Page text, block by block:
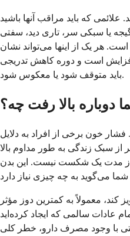
که باید مراقب آنها باشید
یا سبکی سر، تاری دید، سفتی
هر یک از اینها می‌تواند نشان
است و دوره کاهش تدریجی
باید متوقف شود یا معکوس شود.
دوباره بالا رفت چه؟
فشار خون برخی از افراد به دلایل
از سبک زندگی به طور مداوم بالا
مدت یک شکست نیست. این بدن
کند، معمولاً به کمترین دوز مؤثر
عادات سالمی که ایجاد کرده‌اید
با وجود مصرف دارو، خطر کلی